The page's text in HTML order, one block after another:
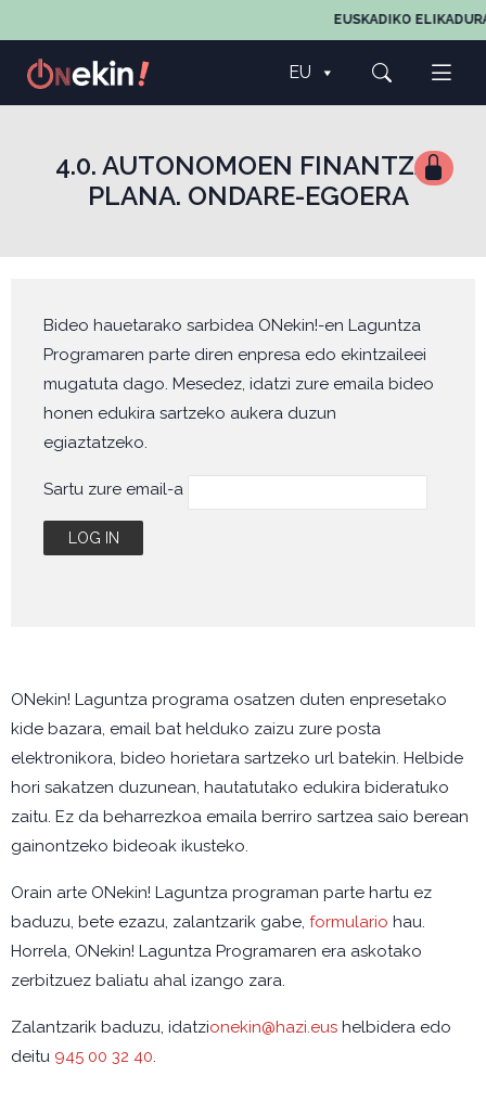
EUSKADIKO
EU
4.0. AUTONOMOEN FINANTZA-
PLANA. ONDARE-EGOERA
Bideo hauetarako sarbidea ONekin!-en Laguntza
Programaren parte diren enpresa edo ekintzaileei
mugatuta dago. Mesedez, idatzi zure emaila bideo
honen edukira sartzeko aukera duzun
egiaztatzeko.
Sartu zure email-a
ONekin! Laguntza programa osatzen duten enpresetako
kide bazara, email bat helduko zaizu zure posta
elektronikora, bideo horietara sartzeko url batekin. Helbide
hori sakatzen duzunean, hautatutako edukira bideratuko
zaitu. Ez da beharrezkoa emaila berriro sartzea saio berean
gainontzeko bideoak ikusteko.
Orain arte ONekin! Laguntza programan parte hartu ez
baduzu, bete ezazu, zalantzarik gabe, formulario hau.
Horrela, ONekin! Laguntza Programaren era askotako
zerbitzuez baliatu ahal izango zara.
Zalantzarik baduzu, idatzionekin@hazi.eus helbidera edo
deitu 945 00 32 40.